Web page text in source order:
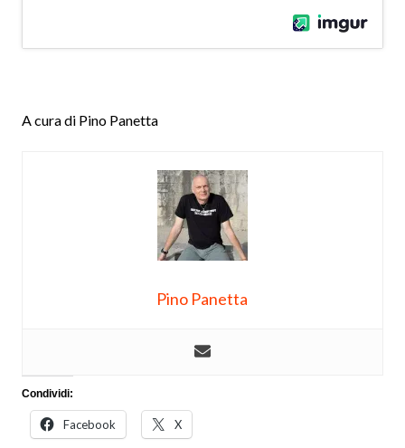
A cura di Pino Panetta
Pino Panetta
Condividi:
Facebook X